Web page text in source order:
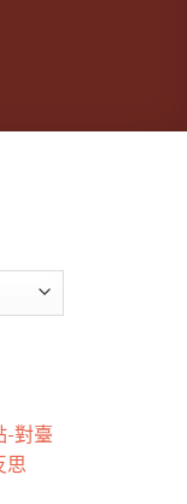
-對臺
思